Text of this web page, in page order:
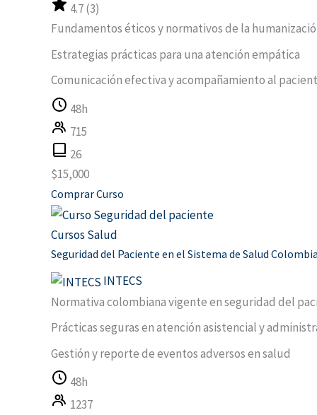
4.7 (3)
Fundamentos éticos y normativos de la
Estrategias prácticas para una atención empática
Comunicación efectiva y acompañamiento al
48h
715
26
$15,000
Comprar Curso
Cursos Salud
Seguridad del Paciente en el Sistema de Salud
INTECS
Normativa colombiana vigente en seguridad del
Prácticas seguras en atención asistencial y
Gestión y reporte de eventos adversos en salud
48h
1237